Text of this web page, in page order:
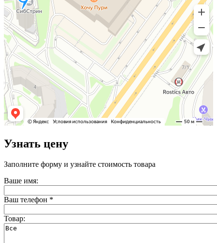
Узнать цену
Заполните форму и узнайте стоимость товара
Ваше имя:
Ваш телефон *
Товар: